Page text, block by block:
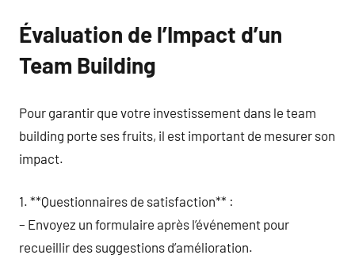
Évaluation de l’Impact d’un
Team Building
Pour garantir que votre investissement dans le team
building porte ses fruits, il est important de mesurer son
impact.
1. **Questionnaires de satisfaction** :
– Envoyez un formulaire après l’événement pour
recueillir des suggestions d’amélioration.